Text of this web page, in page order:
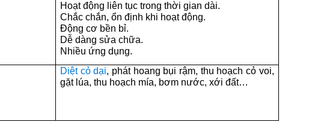
Hoạt động liên tục trong thời gian dài.
Chắc chắn, ổn định khi hoạt động.
Động cơ bền bỉ.
Dễ dàng sửa chữa.
Nhiều ứng dụng.
Diệt cỏ dại, phát hoang bụi rậm, thu hoạch cỏ voi,
gặt lúa, thu hoạch mía, bơm nước, xới đất…